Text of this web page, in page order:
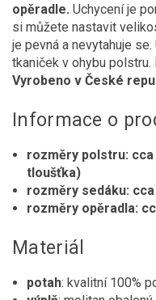
opěradle. Uchycení je
si můžete nastavit
je pevná a nevytahuje
tkaniček v ohybu polstru.
Vyrobeno v České
Informace o
rozměry polstru: cca
tloušťka)
rozměry sedáku: cca
rozměry opěradla:
Materiál
potah: kvalitní 100%